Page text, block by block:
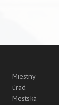
Miestny
úrad
Mestská